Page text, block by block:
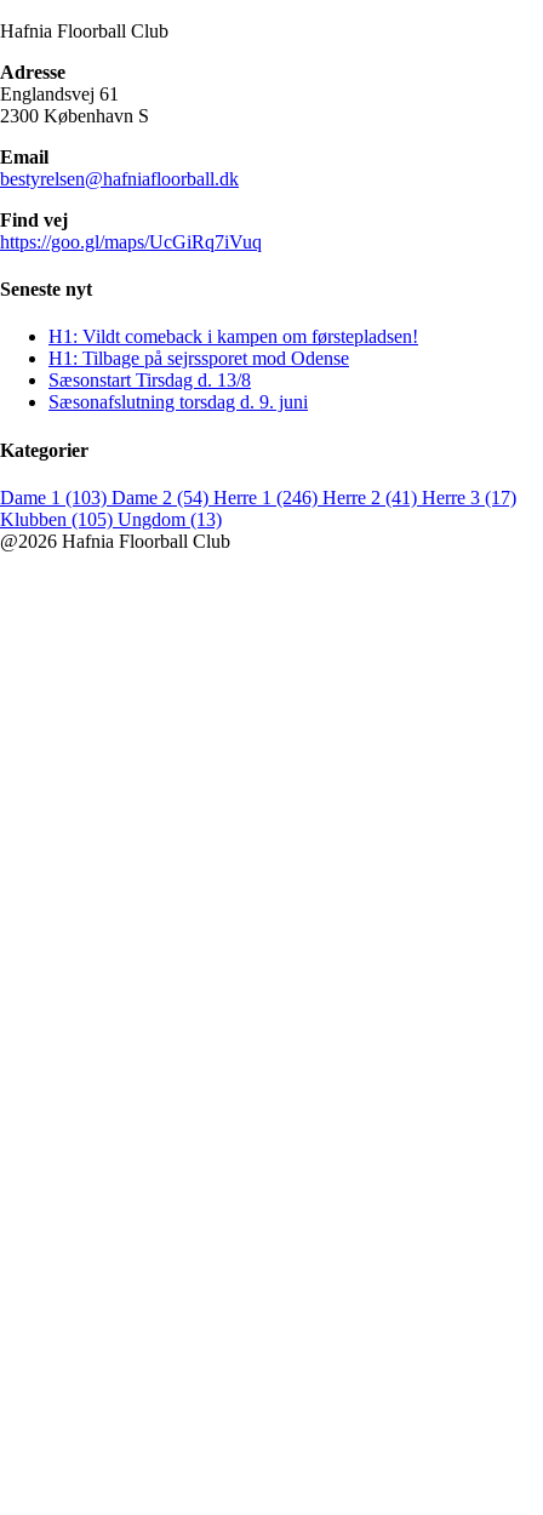
Hafnia Floorball Club
Adresse
Englandsvej 61
2300 København S
Email
bestyrelsen@hafniafloorball.dk
Find vej
https://goo.gl/maps/UcGiRq7iVuq
Seneste nyt
H1: Vildt comeback i kampen om førstepladsen!
H1: Tilbage på sejrssporet mod Odense
Sæsonstart Tirsdag d. 13/8
Sæsonafslutning torsdag d. 9. juni
Kategorier
Dame 1 (103) Dame 2 (54) Herre 1 (246) Herre 2 (41) Herre 3 (17)
Klubben (105) Ungdom (13)
@2026 Hafnia Floorball Club